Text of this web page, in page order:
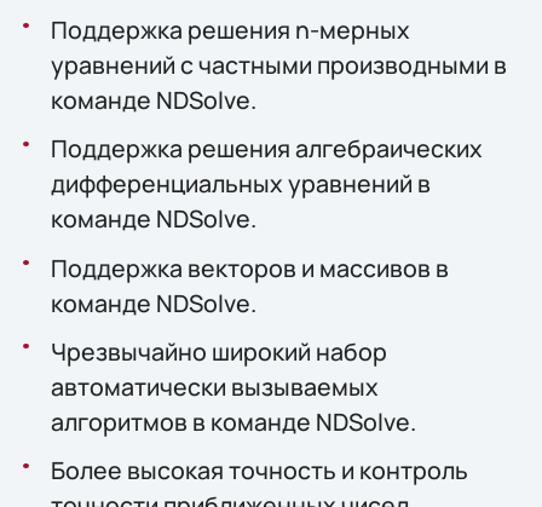
Поддержка решения n-мерных
уравнений с частными производными в
команде NDSolve.
Поддержка решения алгебраических
дифференциальных уравнений в
команде NDSolve.
Поддержка векторов и массивов в
команде NDSolve.
Чрезвычайно широкий набор
автоматически вызываемых
алгоритмов в команде NDSolve.
Более высокая точность и контроль